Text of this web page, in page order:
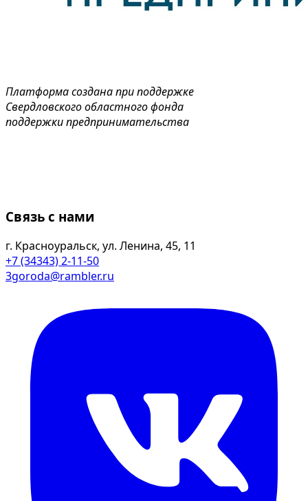
Платформа создана при поддержке
Свердловского областного фонда
поддержки предпринимательства
Связь с нами
г. Красноуральск, ул. Ленина, 45, 11
+7 (34343) 2-11-50
3goroda@rambler.ru